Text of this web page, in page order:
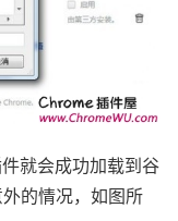
就会成功加载到谷
的情况，如图所